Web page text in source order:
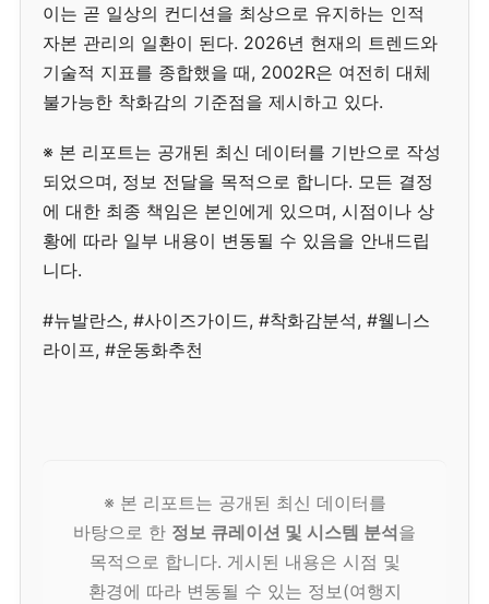
이는 곧 일상의 컨디션을 최상으로 유지하는 인적
자본 관리의 일환이 된다. 2026년 현재의 트렌드와
기술적 지표를 종합했을 때, 2002R은 여전히 대체
불가능한 착화감의 기준점을 제시하고 있다.
※ 본 리포트는 공개된 최신 데이터를 기반으로 작성
되었으며, 정보 전달을 목적으로 합니다. 모든 결정
에 대한 최종 책임은 본인에게 있으며, 시점이나 상
황에 따라 일부 내용이 변동될 수 있음을 안내드립
니다.
#뉴발란스, #사이즈가이드, #착화감분석, #웰니스
라이프, #운동화추천
※ 본 리포트는 공개된 최신 데이터를
바탕으로 한 정보 큐레이션 및 시스템 분석을
목적으로 합니다. 게시된 내용은 시점 및
환경에 따라 변동될 수 있는 정보(여행지